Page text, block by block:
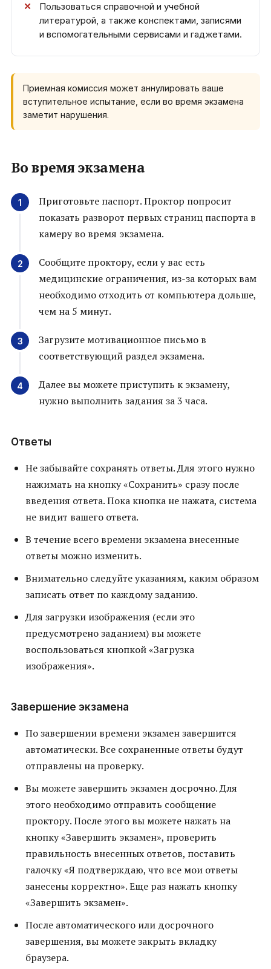
Пользоваться справочной и учебной
литературой, а также конспектами, записями
и вспомогательными сервисами и гаджетами.
Приемная комиссия может аннулировать ваше
вступительное испытание, если во время экзамена
заметит нарушения.
Во время экзамена
Приготовьте паспорт. Проктор попросит
показать разворот первых страниц паспорта в
камеру во время экзамена.
Сообщите проктору, если у вас есть
медицинские ограничения, из-за которых вам
необходимо отходить от компьютера дольше,
чем на 5 минут.
Загрузите мотивационное письмо в
соответствующий раздел экзамена.
Далее вы можете приступить к экзамену,
нужно выполнить задания за 3 часа.
Ответы
Не забывайте сохранять ответы. Для этого нужно
нажимать на кнопку «Сохранить» сразу после
введения ответа. Пока кнопка не нажата, система
не видит вашего ответа.
В течение всего времени экзамена внесенные
ответы можно изменить.
Внимательно следуйте указаниям, каким образом
записать ответ по каждому заданию.
Для загрузки изображения (если это
предусмотрено заданием) вы можете
воспользоваться кнопкой «Загрузка
изображения».
Завершение экзамена
По завершении времени экзамен завершится
автоматически. Все сохраненные ответы будут
отправлены на проверку.
Вы можете завершить экзамен досрочно. Для
этого необходимо отправить сообщение
проктору. После этого вы можете нажать на
кнопку «Завершить экзамен», проверить
правильность внесенных ответов, поставить
галочку «Я подтверждаю, что все мои ответы
занесены корректно». Еще раз нажать кнопку
«Завершить экзамен».
После автоматического или досрочного
завершения, вы можете закрыть вкладку
браузера.